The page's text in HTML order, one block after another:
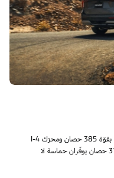
Ecoboost بقوّة 385 حصان ومحرّك I-4
EcoBoost بقوّة 316 حصان يوفّران حماسة لا